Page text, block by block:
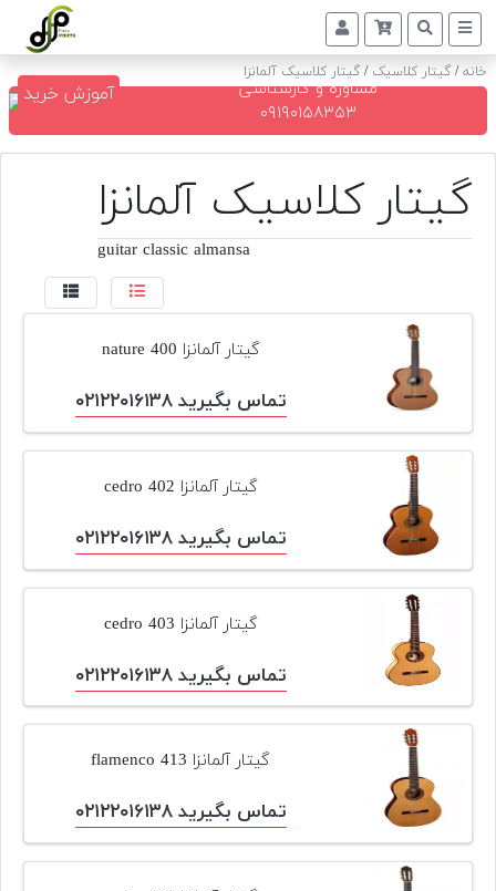
دیجیتال
پیانو
آکوستیک
کوک
وبلاگ
دست
دوم
افزودن
محصول
دست
دوم
خانه/گیتار کلاسیک /گیتار کلاسیک آلمانزا
مشاوره و کارشناسی
۰۹۱۹۰۱۵۸۳۵۳
گیتار کلاسیک آلمانزا
guitar classic almansa
آموزش خرید
گیتار آلمانزا nature 400
تماس بگیرید ۰۲۱۲۲۰۱۶۱۳۸
گیتار آلمانزا cedro 402
تماس بگیرید ۰۲۱۲۲۰۱۶۱۳۸
گیتار آلمانزا cedro 403
تماس بگیرید ۰۲۱۲۲۰۱۶۱۳۸
گیتار آلمانزا flamenco 413
تماس بگیرید ۰۲۱۲۲۰۱۶۱۳۸